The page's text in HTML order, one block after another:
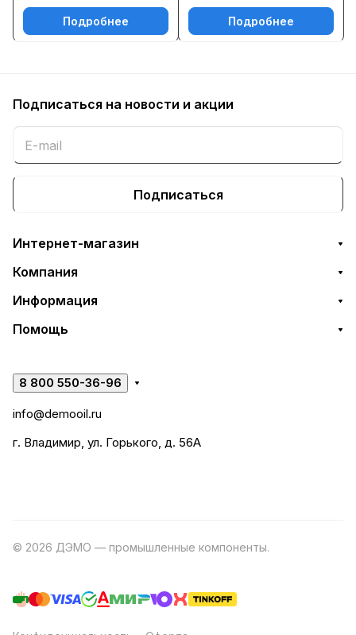
Подробнее Подробнее
Подписаться на новости и акции
Подписаться
Интернет-магазин
Компания
Информация
Помощь
8 800 550-36-96
info@demooil.ru
г. Владимир, ул. Горького, д. 56А
© 2026 ДЭМО — промышленные компоненты.